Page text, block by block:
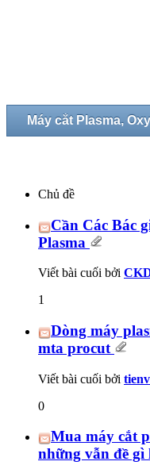
Máy cắt Plasma,
Chủ đề
Cần Các Bác
Plasma
Viết bài cuối bởi
1
Dòng máy
mta procut
Viết bài cuối bởi
0
Mua máy cắt
những vẫn đề